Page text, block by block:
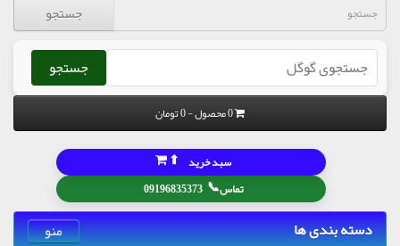
جستجو
جستجو
0 محصول - 0 تومان
تماس📞
09196835373
سبد خرید ⬆
دسته بندی ها منو